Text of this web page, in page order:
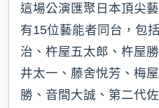
這場公演匯聚日本頂尖
有15位藝能者同台，包
治、杵屋五太郎、杵屋
井太一、藤舍悅芳、梅
勝、音間大誠、第二代